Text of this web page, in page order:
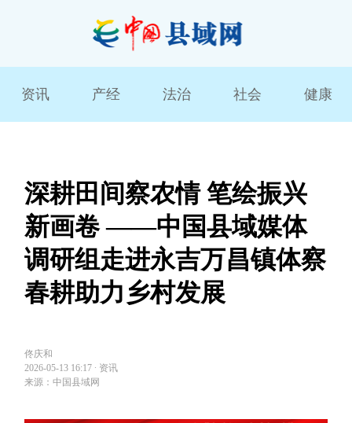
资讯 产经 法治 社会 健康
深耕田间察农情 笔绘振兴
新画卷 ——中国县域媒体
调研组走进永吉万昌镇体察
春耕助力乡村发展
佟庆和
2026-05-13 16:17 ∙ 资讯
来源：中国县域网